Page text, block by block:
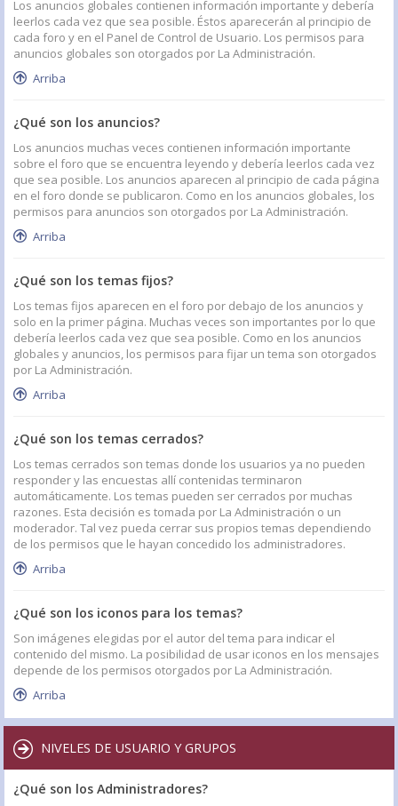
Los anuncios globales contienen información importante y debería
leerlos cada vez que sea posible. Éstos aparecerán al principio de
cada foro y en el Panel de Control de Usuario. Los permisos para
anuncios globales son otorgados por La Administración.
Arriba
¿Qué son los anuncios?
Los anuncios muchas veces contienen información importante
sobre el foro que se encuentra leyendo y debería leerlos cada vez
que sea posible. Los anuncios aparecen al principio de cada página
en el foro donde se publicaron. Como en los anuncios globales, los
permisos para anuncios son otorgados por La Administración.
Arriba
¿Qué son los temas fijos?
Los temas fijos aparecen en el foro por debajo de los anuncios y
solo en la primer página. Muchas veces son importantes por lo que
debería leerlos cada vez que sea posible. Como en los anuncios
globales y anuncios, los permisos para fijar un tema son otorgados
por La Administración.
Arriba
¿Qué son los temas cerrados?
Los temas cerrados son temas donde los usuarios ya no pueden
responder y las encuestas allí contenidas terminaron
automáticamente. Los temas pueden ser cerrados por muchas
razones. Esta decisión es tomada por La Administración o un
moderador. Tal vez pueda cerrar sus propios temas dependiendo
de los permisos que le hayan concedido los administradores.
Arriba
¿Qué son los iconos para los temas?
Son imágenes elegidas por el autor del tema para indicar el
contenido del mismo. La posibilidad de usar iconos en los mensajes
depende de los permisos otorgados por La Administración.
Arriba
NIVELES DE USUARIO Y GRUPOS
¿Qué son los Administradores?